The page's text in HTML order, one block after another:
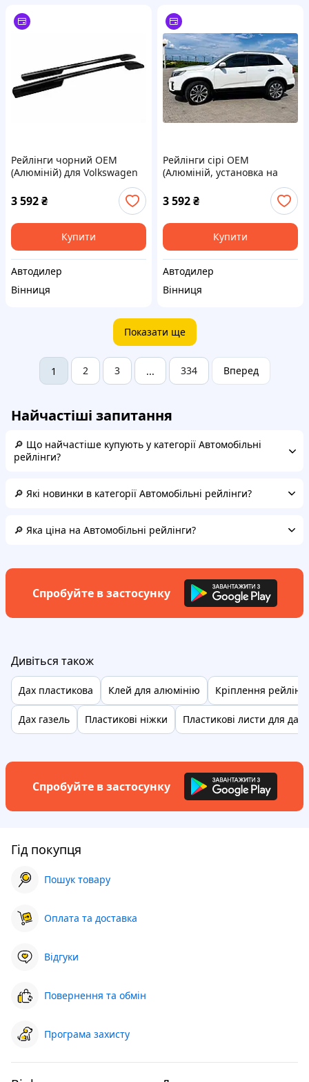
Рейлінги чорний OEM
(Алюміній) для Volkswagen
3 592₴
Купити
Автодилер
Вінниця
Рейлінги сірі OEM
(Алюміній, установка на
клей) для Kia Sorento II XM
2009-2014 рр
3 592₴
Купити
Автодилер
Вінниця
Показати ще
1 2 3 ... 334 Вперед
Найчастіші запитання
🔎 Що найчастіше купують у категорії Автомобільні
рейлінги?
🔎 Які новинки в категорії Автомобільні рейлінги?
🔎 Яка ціна на Автомобільні рейлінги?
Спробуйте в застосунку
Дивіться також
Дах пластикова Клей для алюмінію Кріплення
Дах газель Пластикові ніжки Пластикові листи для даху
Спробуйте в застосунку
Гід покупця
Пошук товару
Оплата та доставка
Відгуки
Повернення та обмін
Програма захисту